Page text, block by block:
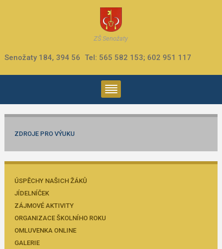
ZŠ Senožaty
Senožaty 184, 394 56 Tel: 565 582 153; 602 951 117
ZDROJE PRO VÝUKU
ÚSPĚCHY NAŠICH ŽÁKŮ
JÍDELNÍČEK
ZÁJMOVÉ AKTIVITY
ORGANIZACE ŠKOLNÍHO ROKU
OMLUVENKA ONLINE
GALERIE